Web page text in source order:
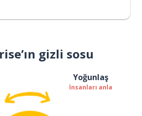
gizli sosu
Yoğunlaş
İnsanları anla